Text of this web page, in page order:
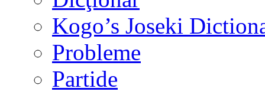
Kogo’s Joseki
Probleme
Partide